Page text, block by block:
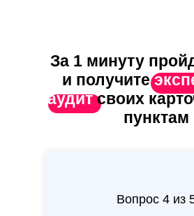
Вопрос 4 из
За 1 минуту
и получите
аудит своих
пунктам